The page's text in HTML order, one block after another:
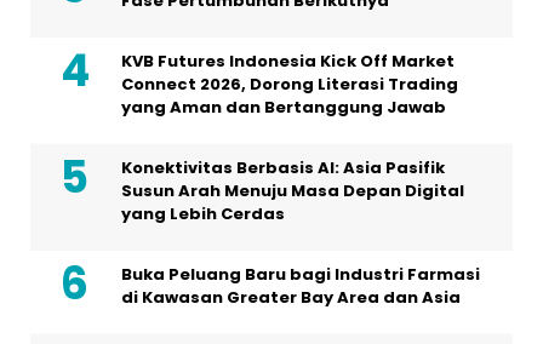
KVB Futures Indonesia Kick Off Market
Connect 2026, Dorong Literasi Trading
yang Aman dan Bertanggung Jawab
Konektivitas Berbasis AI: Asia Pasifik
Susun Arah Menuju Masa Depan Digital
yang Lebih Cerdas
Buka Peluang Baru bagi Industri Farmasi
di Kawasan Greater Bay Area dan Asia